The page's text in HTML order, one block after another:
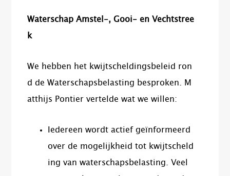
Waterschap Amstel-, Gooi- en Vechtstree
k
We hebben het kwijtscheldingsbeleid ron
d de Waterschapsbelasting besproken. M
atthijs Pontier vertelde wat we willen:
Iedereen wordt actief geïnformeerd
over de mogelijkheid tot kwijtscheld
ing van waterschapsbelasting. Veel